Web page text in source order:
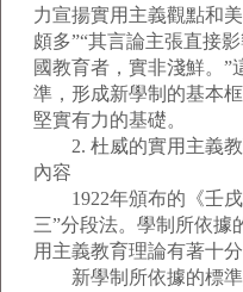
力宣揚實用主義觀點和
頗多”“其言論主張直接
國教育者，實非淺鮮。”
準，形成新學制的基本
堅實有力的基礎。
2. 杜威的實用主義教
內容
1922年頒布的《壬戌
三”分段法。學制所依據
用主義教育理論有著十分
新學制所依據的標準